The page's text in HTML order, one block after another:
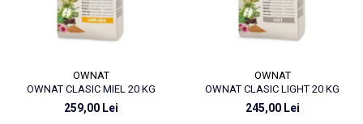
OWNAT
OWNAT CLASIC MIEL 20 KG
259,00 Lei
OWNAT
OWNAT CLASIC LIGHT 20 KG
245,00 Lei